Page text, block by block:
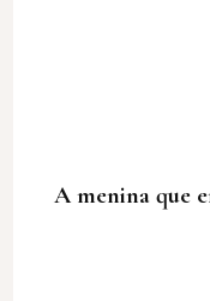
A menina que